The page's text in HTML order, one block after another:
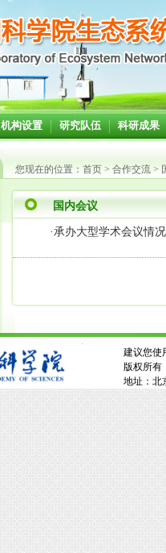
机构设置 研究队伍 科研成果
您现在的位置： 首页 > 合作交流 >
国内会议
·承办大型学术会议情况
建议您使
版权所有
地址：北